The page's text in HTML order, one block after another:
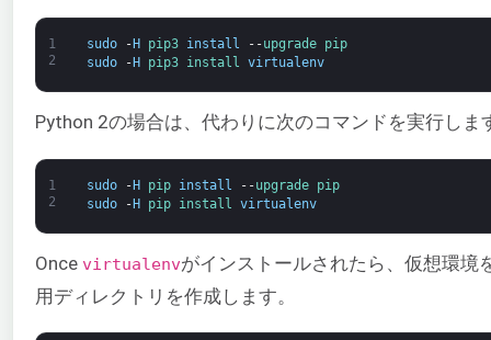
1
2
sudo - H pip3 install --upgrade pip
sudo
- H pip3 install virtualenv
Python 2の場合は、代わりに次のコマンドを実行しま
1
2
sudo -H pip install --upgrade pip
sudo
-H pip install virtualenv
Once virtualenvがインストールされたら、仮想環境
用ディレクトリを作成します。